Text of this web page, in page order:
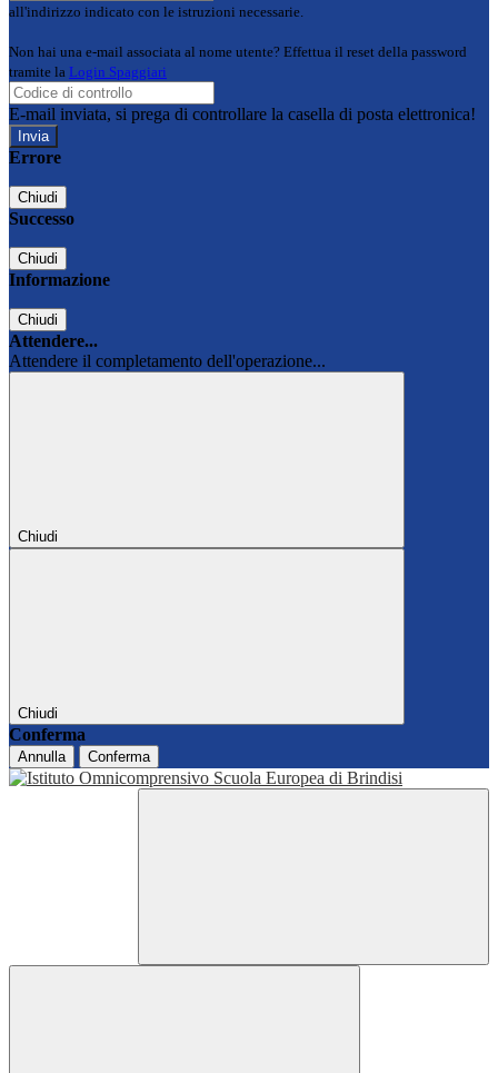
all'indirizzo indicato con le istruzioni necessarie.
Non hai una e-mail associata al nome utente? Effettua il reset della password
tramite la Login Spaggiari
E-mail inviata, si prega di controllare la casella di posta elettronica!
Errore
Chiudi
Successo
Chiudi
Informazione
Chiudi
Attendere...
Attendere il completamento dell'operazione...
Chiudi
Chiudi
Conferma
Annulla Conferma